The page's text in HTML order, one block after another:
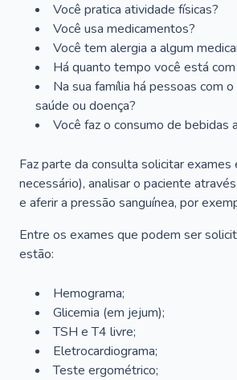
Você pratica atividade físicas?
Você usa medicamentos?
Você tem alergia a algum
Há quanto tempo você está
Na sua família há pessoas com
saúde ou doença?
Você faz o consumo de bebidas
Faz parte da consulta solicitar exames
necessário), analisar o paciente
e aferir a pressão sanguínea, por
Entre os exames que podem ser
estão:
Hemograma;
Glicemia (em jejum);
TSH e T4 livre;
Eletrocardiograma;
Teste ergométrico;